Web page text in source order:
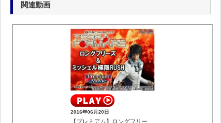
関連動画
2016年06月20日